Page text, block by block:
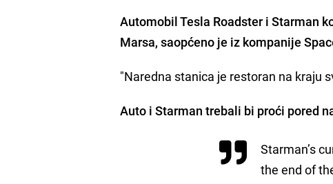
Automobil Tesla Roadster i Starman
Marsa, saopćeno je iz kompanije
"Naredna stanica je restoran na kraju
Auto i Starman trebali bi proći pored
Starman’s
the end of